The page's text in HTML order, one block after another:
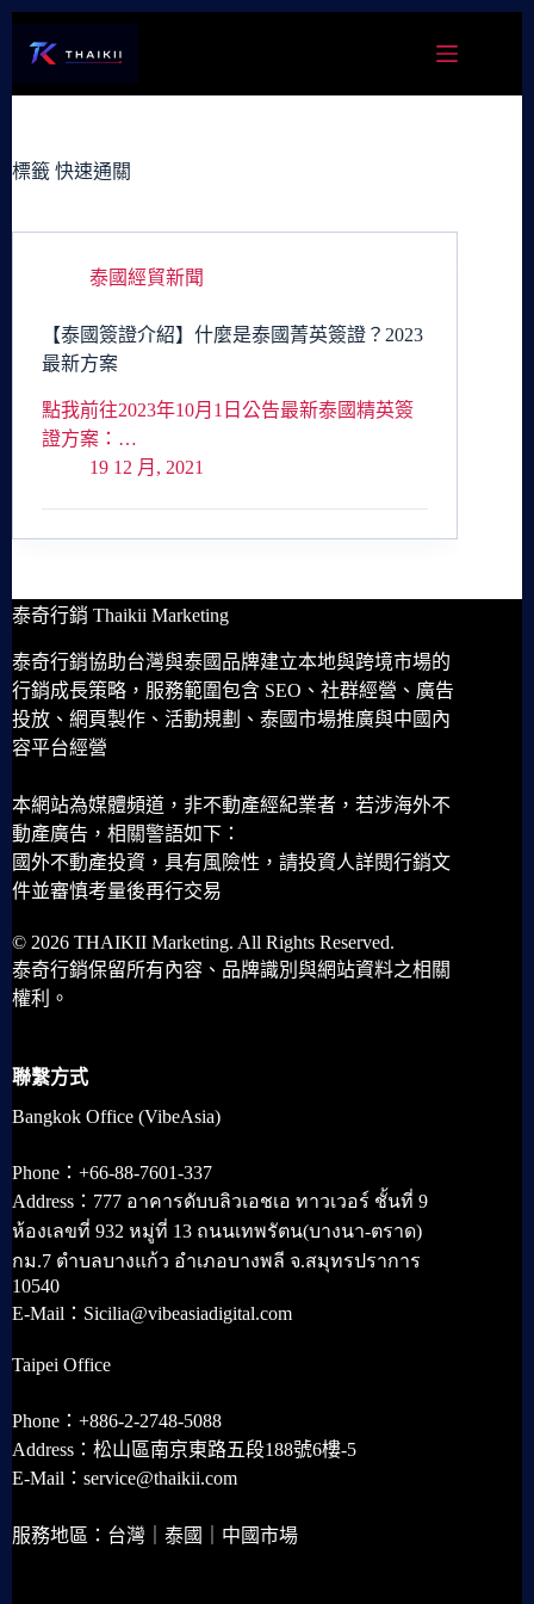
容
標籤 快速通關
泰國經貿新聞
【泰國簽證介紹】什麼是泰國菁英簽證？2023
最新方案
點我前往2023年10月1日公告最新泰國精英簽
證方案：…
19 12 月, 2021
泰奇行銷 Thaikii Marketing
泰奇行銷協助台灣與泰國品牌建立本地與跨境市場的
行銷成長策略，服務範圍包含 SEO、社群經營、廣告
投放、網頁製作、活動規劃、泰國市場推廣與中國內
容平台經營
本網站為媒體頻道，非不動產經紀業者，若涉海外不
動產廣告，相關警語如下：
國外不動產投資，具有風險性，請投資人詳閱行銷文
件並審慎考量後再行交易
© 2026 THAIKII Marketing. All Rights Reserved.
泰奇行銷保留所有內容、品牌識別與網站資料之相關
權利。
聯繫方式
Bangkok Office (VibeAsia)
Phone：+66-88-7601-337
Address：777 อาคารดับบลิวเอชเอ ทาวเวอร์ ชั้นที่ 9
ห้องเลขที่ 932 หมู่ที่ 13 ถนนเทพรัตน(บางนา-ตราด)
กม.7 ตำบลบางแก้ว อำเภอบางพลี จ.สมุทรปราการ
10540
E-Mail：Sicilia@vibeasiadigital.com
Taipei Office
Phone：+886-2-2748-5088
Address：松山區南京東路五段188號6樓-5
E-Mail：service@thaikii.com
服務地區：台灣｜泰國｜中國市場